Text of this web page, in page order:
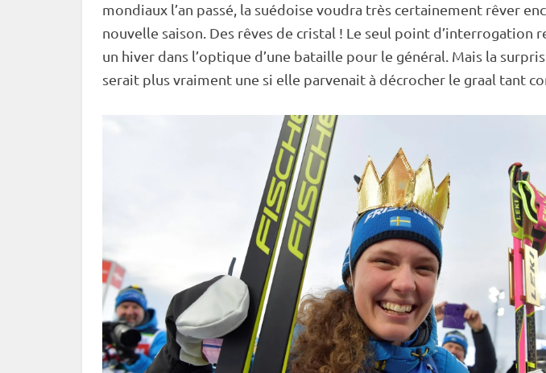
mondiaux l’an passé, la suédoise voudra très certainement rêver
nouvelle saison. Des rêves de cristal ! Le seul point d’interrogation
un hiver dans l’optique d’une bataille pour le général. Mais la
serait plus vraiment une si elle parvenait à décrocher le graal tant